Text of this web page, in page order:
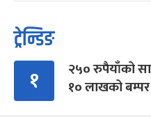
ट्रेन्डिङ
१
२५० रुपैयाँको
१० लाखको